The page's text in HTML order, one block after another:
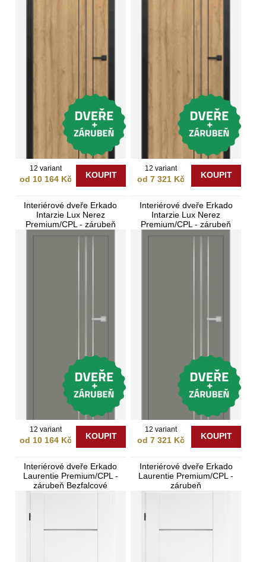
12 variant
od 10 164 Kč KOUPIT
12 variant
od 7 321 Kč KOUPIT
Interiérové dveře Erkado
Intarzie Lux Nerez
Premium/CPL - zárubeň
12 variant
od 10 164 Kč KOUPIT
Interiérové dveře Erkado
Intarzie Lux Nerez
Premium/CPL - zárubeň
12 variant
od 7 321 Kč KOUPIT
Interiérové dveře Erkado
Laurentie Premium/CPL -
zárubeň Bezfalcové
Interiérové dveře Erkado
Laurentie Premium/CPL -
zárubeň